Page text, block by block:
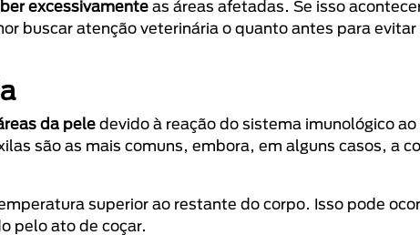
excessivamente as áreas afetadas. Se isso
buscar atenção veterinária o quanto antes para evitar
da pele devido à reação do sistema imunológico
são as mais comuns, embora, em alguns casos, a
superior ao restante do corpo. Isso pode
pelo ato de coçar.